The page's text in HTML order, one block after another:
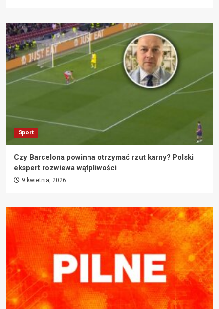
Sport
Czy Barcelona powinna otrzymać rzut karny? Polski
ekspert rozwiewa wątpliwości
9 kwietnia, 2026